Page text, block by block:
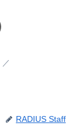
RADIUS Staff